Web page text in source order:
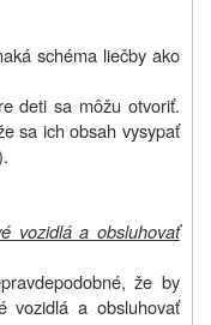
schéma liečby ako
deti sa môžu otvoriť.
sa ich obsah vysypať
vozidlá a obsluhovať
že by
vozidlá a obsluhovať